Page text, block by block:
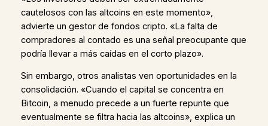
cautelosos con las altcoins en este momento»,
advierte un gestor de fondos cripto. «La falta de
compradores al contado es una señal preocupante que
podría llevar a más caídas en el corto plazo».
Sin embargo, otros analistas ven oportunidades en la
consolidación. «Cuando el capital se concentra en
Bitcoin, a menudo precede a un fuerte repunte que
eventualmente se filtra hacia las altcoins», explica un